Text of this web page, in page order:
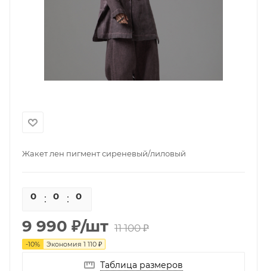
Жакет лен пигмент сиреневый/лиловый
0 0 0
9 990 ₽/шт 11 100₽
-10% Экономия 1 110 ₽
Таблица размеров